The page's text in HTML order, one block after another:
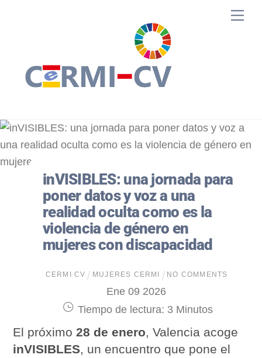
inVISIBLES: una jornada para
poner datos y voz a una
realidad oculta como es la
violencia de género en
mujeres con discapacidad
CERMI CV MUJERES CERMI NO COMMENTS
Ene 09 2026
Tiempo de lectura: 3 Minutos
El próximo28 de enero, Valencia acoge
inVISIBLES, un encuentro que pone el